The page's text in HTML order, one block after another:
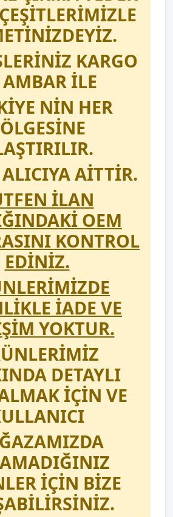
KARGO
AMBAR İLE
NİN HER
AİTTİR.
İLAN
OEM
KONTROL
EDİNİZ.
İADE VE
YOKTUR.
DETAYLI
İÇİN VE
İÇİN BİZE